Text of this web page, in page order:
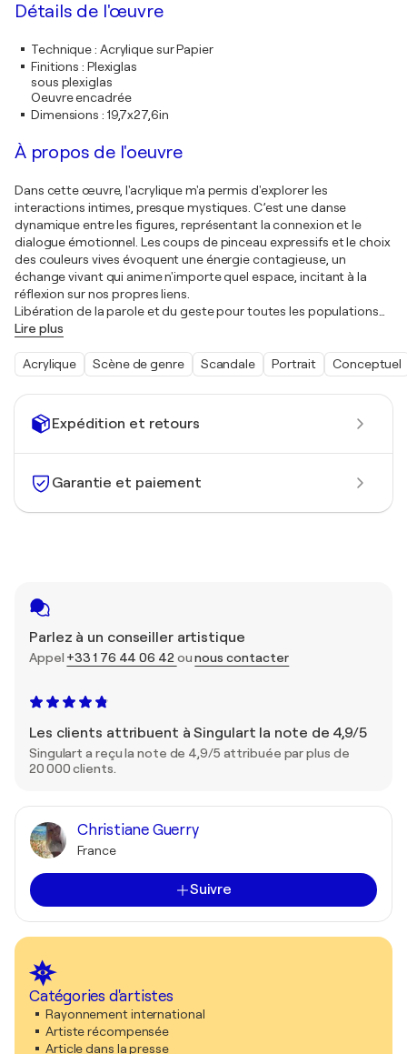
Expédition et retours
Garantie et paiement
Parlez à un conseiller artistique
Appel +33 1 76 44 06 42 ounous contacter
Les clients attribuent à Singulart la note de 4,9/5
Singulart a reçu la note de 4,9/5 attribuée par plus de
20 000 clients.
Christiane Guerry
France
Suivre
Catégories d'artistes
Rayonnement international
Artiste récompensée
Article dans la presse
Détails de l'œuvre
Technique: Acrylique sur Papier
Finitions : Plexiglas
sous plexiglas
Oeuvre encadrée
Dimensions : 19,7x27,6in
À propos de l'oeuvre
Dans cette œuvre, l'acrylique m'a permis d'explorer les
interactions intimes, presque mystiques. C’est une danse
dynamique entre les figures, représentant la connexion et le
dialogue émotionnel. Les coups de pinceau expressifs et le choix
des couleurs vives évoquent une énergie contagieuse, un
échange vivant qui anime n'importe quel espace, incitant à la
réflexion sur nos propres liens.
Libération de la parole et du geste pour toutes les populations
Lire plus
Acrylique Scène de genre Scandale Portrait Conceptuel